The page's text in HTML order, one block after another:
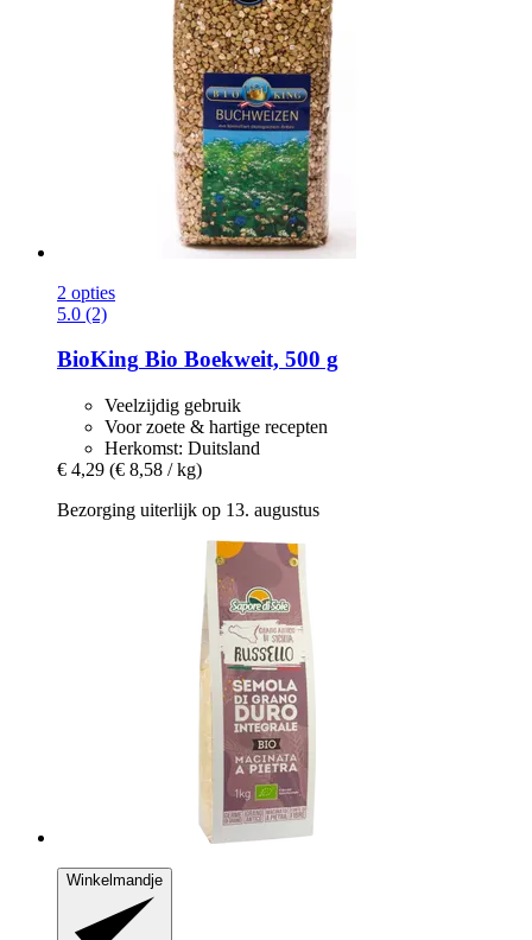
2 opties
5.0 (2)
BioKing Bio Boekweit, 500 g
Veelzijdig gebruik
Voor zoete & hartige recepten
Herkomst: Duitsland
€ 4,29 (€ 8,58 / kg)
Bezorging uiterlijk op 13. augustus
Winkelmandje